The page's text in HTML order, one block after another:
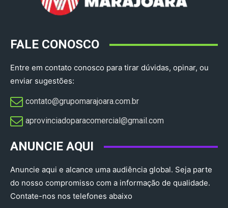
FALE CONOSCO
Entre em contato conosco para tirar dúvidas, opinar, ou
enviar sugestões:
contato@grupomarajoara.com.br
aprovinciadoparacomercial@gmail.com​
ANUNCIE AQUI
Anuncie aqui e alcance uma audiência global. Seja parte
do nosso compromisso com a informação de qualidade.
Contate-nos nos telefones abaixo